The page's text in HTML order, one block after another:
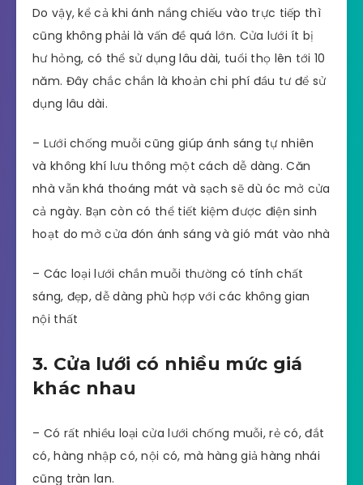
Do vậy, kể cả khi ánh nắng chiếu vào trực tiếp thì
cũng không phải là vấn đề quá lớn. Cửa lưới ít bị
hư hỏng, có thể sử dụng lâu dài, tuổi thọ lên tới 10
năm. Đây chắc chắn là khoản chi phí đầu tư để sử
dụng lâu dài.
– Lưới chống muỗi cũng giúp ánh sáng tự nhiên
và không khí lưu thông một cách dễ dàng. Căn
nhà vẫn khá thoáng mát và sạch sẽ dù óc mở cửa
cả ngày. Bạn còn có thể tiết kiệm được điện sinh
hoạt do mở cửa đón ánh sáng và gió mát vào nhà
– Các loại lưới chắn muỗi thường có tính chất
sáng, đẹp, dễ dàng phù hợp với các không gian
nội thất
3. Cửa lưới có nhiều mức giá
khác nhau
– Có rất nhiều loại cửa lưới chống muỗi, rẻ có, đắt
có, hàng nhập có, nội có, mà hàng giả hàng nhái
cũng tràn lan.